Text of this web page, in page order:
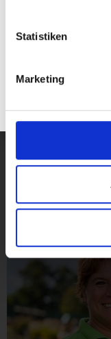
Statistiken
Marketing
Assistentin